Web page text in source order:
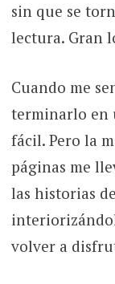
sin que se
lectura. Gran
Cuando me
terminarlo en
fácil. Pero la
páginas me
las historias
volver a